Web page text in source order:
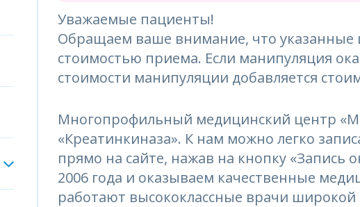
Уважаемые пациенты!
Обращаем ваше внимание, что указанные
стоимостью приема. Если манипуляция
стоимости манипуляции добавляется
Многопрофильный медицинский центр
«Креатинкиназа». К нам можно легко
прямо на сайте, нажав на кнопку «Запись
2006 года и оказываем качественные
работают высококлассные врачи широкой